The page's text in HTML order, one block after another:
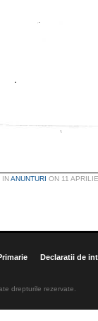
INANUNTURI ON 11
Declaratii de
drepturile rezervate.